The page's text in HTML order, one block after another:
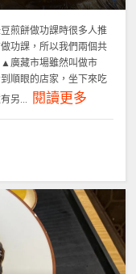
煎餅做功課時很多人推
功課，所以我們兩個共
▲廣藏市場雖然叫做市
順眼的店家，坐下來吃
另...
閱讀更多